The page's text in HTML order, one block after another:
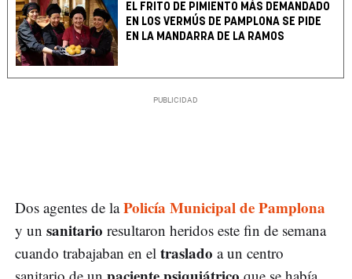
EL FRITO DE PIMIENTO MÁS DEMANDADO
EN LOS VERMÚS DE PAMPLONA SE PIDE
EN LA MANDARRA DE LA RAMOS
Dos agentes de laPolicía Municipal de Pamplona
y un sanitario resultaron heridos este fin de semana
cuando trabajaban en el traslado a un centro